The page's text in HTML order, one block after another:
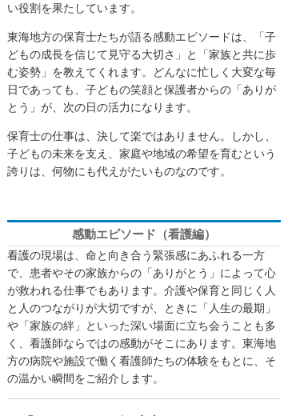
い役割を果たしています。
東海地方の保育士たちが語る感動エピソードは、「子
どもの成長を信じて見守る大切さ」と「家族と共に歩
む姿勢」を教えてくれます。どんなに忙しく大変な毎
日であっても、子どもの笑顔と保護者からの「ありが
とう」が、次の日の活力になります。
保育士の仕事は、決して楽ではありません。しかし、
子どもの未来を支え、家庭や地域の希望を育むという
誇りは、何物にも代えがたいものなのです。
感動エピソード（看護編）
看護の現場は、命と向き合う緊張感にあふれる一方
で、患者やその家族からの「ありがとう」によって心
が救われる仕事でもあります。介護や保育と同じく人
と人のつながりが大切ですが、ときに「人生の最期」
や「家族の絆」といった深い場面に立ち会うことも多
く、看護師ならではの感動がそこにあります。東海地
方の病院や施設で働く看護師たちの体験をもとに、そ
の温かい瞬間をご紹介します。